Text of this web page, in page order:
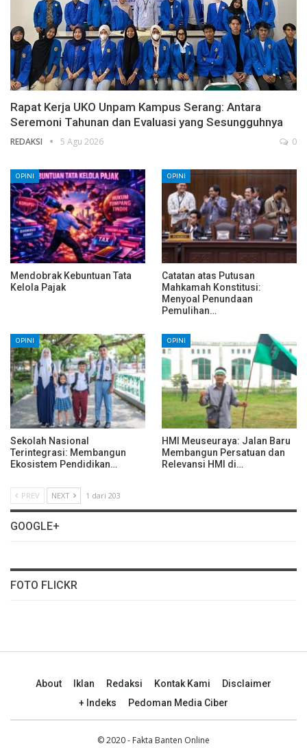
Rapat Kerja UKO Unpam Kampus Serang: Antara
Seremoni Tahunan dan Evaluasi yang Sesungguhnya
REDAKSI 5 Agu 2026 0
OPINI
Mendobrak Kebuntuan Tata
Kelola Pajak
OPINI
Catatan atas Putusan
Mahkamah Konstitusi:
Menyoal Penundaan
Pemulihan…
OPINI
Sekolah Nasional
Terintegrasi: Membangun
Ekosistem Pendidikan…
OPINI
HMI Meuseuraya: Jalan Baru
Membangun Persatuan dan
Relevansi HMI di…
PREV NEXT 1 dari 203
GOOGLE+
FOTO FLICKR
About Iklan Redaksi Kontak Kami
Disclaimer
+ Indeks
Pedoman Media Ciber
© 2020 - Fakta Banten Online